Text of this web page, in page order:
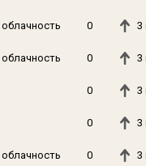
0 3
0 3
0 3
0 3
0 3